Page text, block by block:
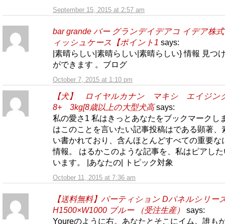
September 15, 2015 at 2:57 am
bar grande バー グランデイデアコ イデア株
ィッシュケース【ポイント1 says:
October 7, 2015 at 1:10 pm
|素晴らしい|素晴らしい|素晴らしい} 情報 見つ
ができます 。ブログ
【犬】 ロイヤルカナン マキシ エイジ
8+ 3kg[8歳以上の大型犬高 says:
October 11, 2015 at 7:36 am
私の愛さ1 私はきっとあなたをブックマークし
はこのことを言いたい記事投稿はである顕著、
い書かれており、含んほとんどすべての重要な
情報。 はるかこのような記事を、私はピアし
います。 |あなたの| トピック対象
【送料無料】パーティション Dパネルシリー
H1500×W1000 ブルー （受注生産）
says:
Youreのように右。あなたとそこにイム。誰も